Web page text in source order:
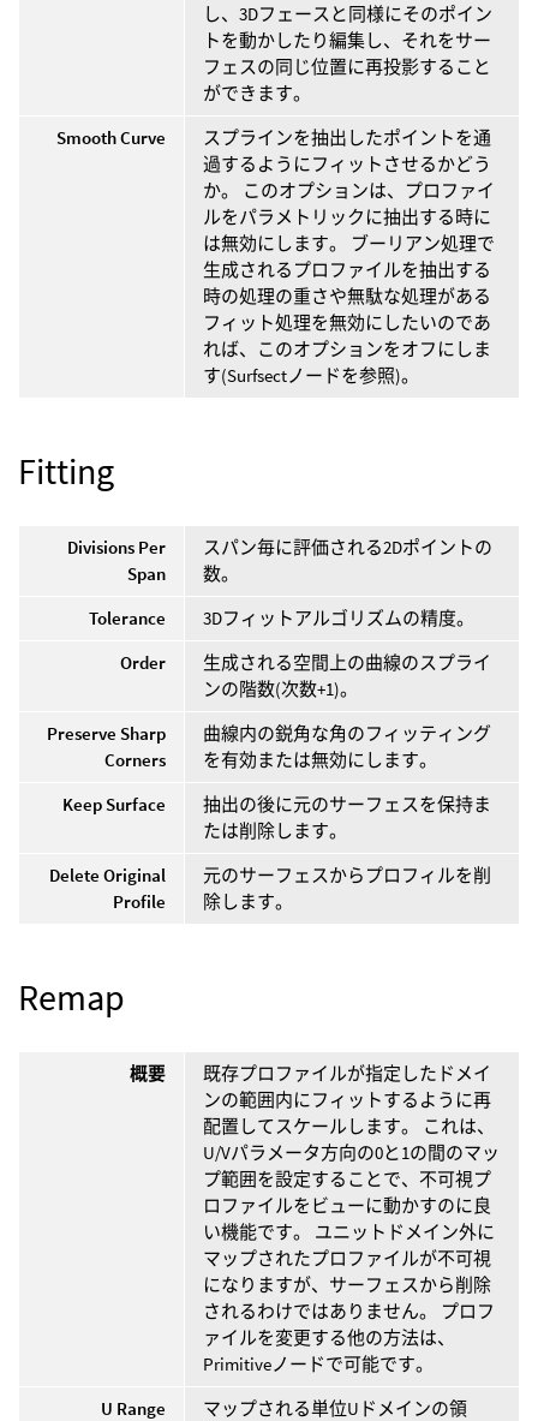
し、3Dフェースと同様にそのポイン
トを動かしたり編集し、それをサー
フェスの同じ位置に再投影すること
ができます。
Smooth Curve
スプラインを抽出したポイントを通
過するようにフィットさせるかどう
か。 このオプションは、プロファイ
ルをパラメトリックに抽出する時に
は無効にします。 ブーリアン処理で
生成されるプロファイルを抽出する
時の処理の重さや無駄な処理がある
フィット処理を無効にしたいのであ
れば、このオプションをオフにしま
す(Surfsectノードを参照)。
Fitting
Divisions Per
Span
スパン毎に評価される2Dポイントの
数。
Tolerance
3Dフィットアルゴリズムの精度。
Order
生成される空間上の曲線のスプライ
ンの階数(次数+1)。
Preserve Sharp
Corners
曲線内の鋭角な角のフィッティング
を有効または無効にします。
Keep Surface
抽出の後に元のサーフェスを保持ま
たは削除します。
Delete Original
Profile
元のサーフェスからプロフィルを削
除します。
Remap
概要
既存プロファイルが指定したドメイ
ンの範囲内にフィットするように再
配置してスケールします。 これは、
U/Vパラメータ方向の0と1の間のマッ
プ範囲を設定することで、不可視プ
ロファイルをビューに動かすのに良
い機能です。 ユニットドメイン外に
マップされたプロファイルが不可視
になりますが、サーフェスから削除
されるわけではありません。 プロフ
ァイルを変更する他の方法は、
Primitiveノードで可能です。
U Range
マップされる単位Uドメインの領